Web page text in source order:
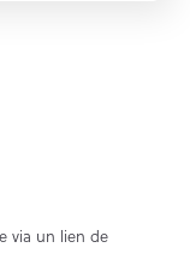
via un lien de